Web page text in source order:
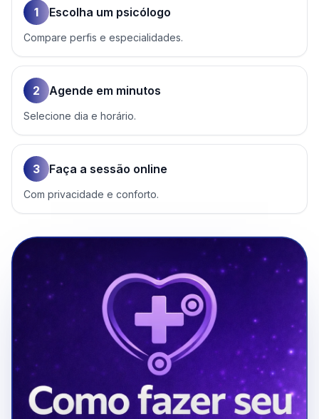
1 Escolha um psicólogo
Compare perfis e especialidades.
2 Agende em minutos
Selecione dia e horário.
3 Faça a sessão online
Com privacidade e conforto.